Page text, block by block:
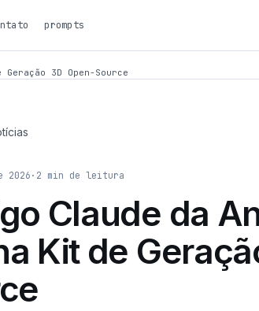
prompts
3D Open-Source
2026· 2 min de leitura
Claude da
Kit de